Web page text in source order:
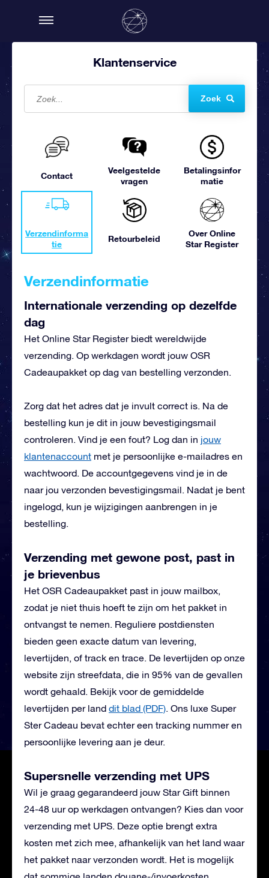
Klantenservice
Zoek
Contact
Veelgestelde
vragen
Betalingsinfor
matie
Verzendinforma
tie
Retourbeleid
Over Online
Star Register
Verzendinformatie
Internationale verzending op dezelfde
dag
Het Online Star Register biedt wereldwijde
verzending. Op werkdagen wordt jouw OSR
Cadeaupakket op dag van bestelling verzonden.
Zorg dat het adres dat je invult correct is. Na de
bestelling kun je dit in jouw bevestigingsmail
controleren. Vind je een fout? Log dan in jouw
klantenaccount met je persoonlijke e-mailadres en
wachtwoord. De accountgegevens vind je in de
naar jou verzonden bevestigingsmail. Nadat je bent
ingelogd, kun je wijzigingen aanbrengen in je
bestelling.
Verzending met gewone post, past in
je brievenbus
Het OSR Cadeaupakket past in jouw mailbox,
zodat je niet thuis hoeft te zijn om het pakket in
ontvangst te nemen. Reguliere postdiensten
bieden geen exacte datum van levering,
levertijden, of track en trace. De levertijden op onze
website zijn streefdata, die in 95% van de gevallen
wordt gehaald. Bekijk voor de gemiddelde
levertijden per land dit blad (PDF). Ons luxe Super
Ster Cadeau bevat echter een tracking nummer en
persoonlijke levering aan je deur.
Supersnelle verzending met UPS
Wil je graag gegarandeerd jouw Star Gift binnen
24-48 uur op werkdagen ontvangen? Kies dan voor
verzending met UPS. Deze optie brengt extra
kosten met zich mee, afhankelijk van het land waar
het pakket naar verzonden wordt. Het is mogelijk